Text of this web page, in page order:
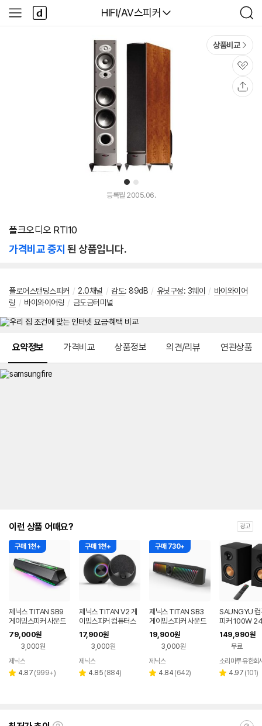
다나와
HIFI/AV스피커
검
색
사
이
다
나
와
1 2
상품비교
관
심
등록월 2005.06.
폴크오디오 RTI10
가격비교 중지 된 상품입니다.
플로어스탠딩스피커 / 2.0채널 / 감도: 89dB / 유닛구성: 3웨이 / 바이와이어
링 / 바이와이어링 / 금도금터미널
요약정보 가격비교 상품정보 의견/리뷰 연관상품
이런 상품 어때요? 광고
구매 1천+
제닉스 TITAN SB9
게이밍스피커 사운드
바 컴퓨터스피커
79,000원
3,000원
페이
제닉스
별 4.87 리
(999+)
구매 1천+
제닉스 TITAN V2 게
이밍스피커 컴퓨터스
피커
17,900원
3,000원
페이
제닉스
별 4.85 리
(884)
구매 730+
제닉스 TITAN SB3
게이밍스피커 사운드
바 컴퓨터스피커
19,900원
3,000원
페이
제닉스
별 4.84 리
(642)
SAUNGYU 컴
피커 100W
디오 2채널 PC
블루투스 연결
149,990원
무료
소리마루 유한회
별 4.97 리
(101)